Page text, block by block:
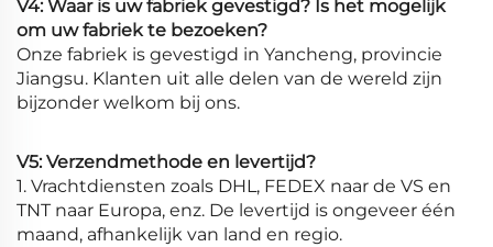
V4: Waar is uw fabriek gevestigd? Is het mogelijk
om uw fabriek te bezoeken?
Onze fabriek is gevestigd in Yancheng, provincie
Jiangsu. Klanten uit alle delen van de wereld zijn
bijzonder welkom bij ons.
V5: Verzendmethode en levertijd?
1. Vrachtdiensten zoals DHL, FEDEX naar de VS en
TNT naar Europa, enz. De levertijd is ongeveer één
maand, afhankelijk van land en regio.